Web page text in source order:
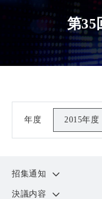
第35
年度 2015年度
招集通知
決議内容